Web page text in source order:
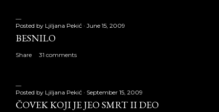
Posted by Ljiljana Pekić June 15, 2009
BESNILO
Share 31 comments
Posted by Ljiljana Pekić September 15, 2009
ČOVEK KOJI JE JEO SMRT II DEO